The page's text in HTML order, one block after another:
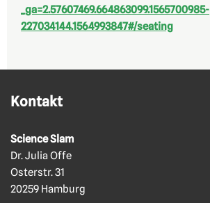
_ga=2.57607469.664863099.1565700985-
227034144.1564993847#/seating
Kontakt
Science Slam
Dr. Julia Offe
Osterstr. 31
20259 Hamburg